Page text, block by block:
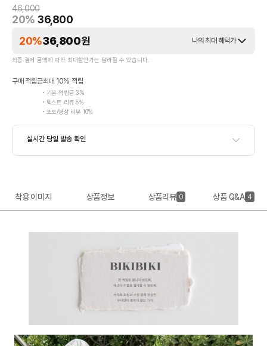
20%36,800원 나의 최대 혜택가
최종 결제 금액에 따라 최대할인가는 달라질 수 있습니다.
46,000
20% 36,800
구매 적립금최대 10% 적립
기본 적립금 3%
텍스트 리뷰 5%
포토/영상 리뷰 10%
착용 이미지 상품정보 상품리뷰 0 상품 Q&A 4